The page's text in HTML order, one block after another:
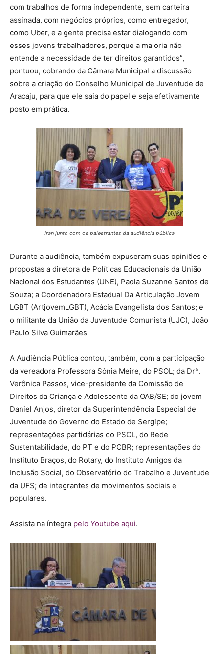
com trabalhos de forma independente, sem carteira
assinada, com negócios próprios, como entregador,
como Uber, e a gente precisa estar dialogando com
esses jovens trabalhadores, porque a maioria não
entende a necessidade de ter direitos garantidos”,
pontuou, cobrando da Câmara Municipal a discussão
sobre a criação do Conselho Municipal de Juventude de
Aracaju, para que ele saia do papel e seja efetivamente
posto em prática.
Iran junto com os palestrantes da audiência pública
Durante a audiência, também expuseram suas opiniões e
propostas a diretora de Políticas Educacionais da União
Nacional dos Estudantes (UNE), Paola Suzanne Santos de
Souza; a Coordenadora Estadual Da Articulação Jovem
LGBT (ArtjovemLGBT), Acácia Evangelista dos Santos; e
o militante da União da Juventude Comunista (UJC), João
Paulo Silva Guimarães.
A Audiência Pública contou, também, com a participação
da vereadora Professora Sônia Meire, do PSOL; da Drª.
Verônica Passos, vice-presidente da Comissão de
Direitos da Criança e Adolescente da OAB/SE; do jovem
Daniel Anjos, diretor da Superintendência Especial de
Juventude do Governo do Estado de Sergipe;
representações partidárias do PSOL, do Rede
Sustentabilidade, do PT e do PCBR; representações do
Instituto Braços, do Rotary, do Instituto Amigos da
Inclusão Social, do Observatório do Trabalho e Juventude
da UFS; de integrantes de movimentos sociais e
populares.
Assista na íntegra pelo Youtube aqui.